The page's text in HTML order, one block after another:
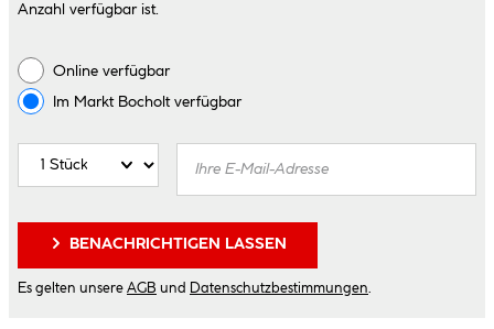
Anzahl verfügbar ist.
Online verfügbar
Im Markt Bocholtverfügbar
BENACHRICHTIGEN LASSEN
Es gelten unsere AGB und Datenschutzbestimmungen